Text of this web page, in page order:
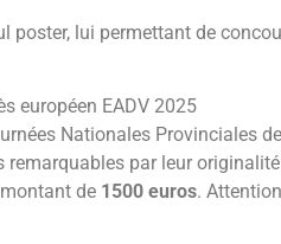
poster, lui permettant de
européen EADV 2025
Nationales Provinciales
par leur
de 1500 euros.